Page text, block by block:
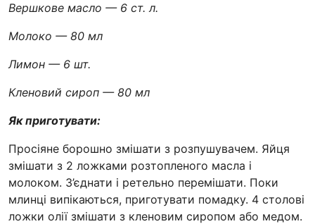
Вершкове масло — 6 ст. л.
Молоко — 80 мл
Лимон — 6 шт.
Кленовий сироп — 80 мл
Як приготувати:
Просіяне борошно змішати з розпушувачем. Яйця
змішати з 2 ложками розтопленого масла і
молоком. З’єднати і ретельно перемішати. Поки
млинці випікаються, приготувати помадку. 4 столові
ложки олії змішати з кленовим сиропом або медом.